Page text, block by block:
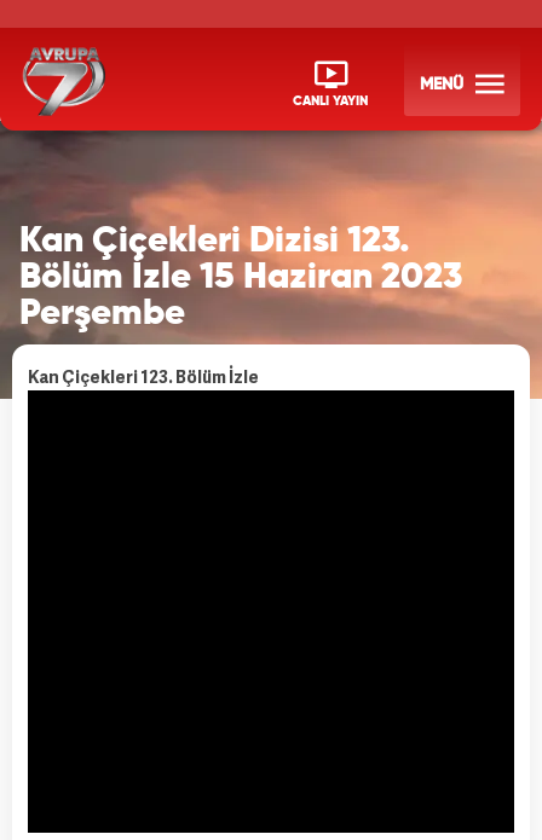
CANLI YAYIN
MENÜ
Kan Çiçekleri Dizisi 123.
Bölüm İzle 15 Haziran 2023
Perşembe
Kan Çiçekleri 123. Bölüm İzle